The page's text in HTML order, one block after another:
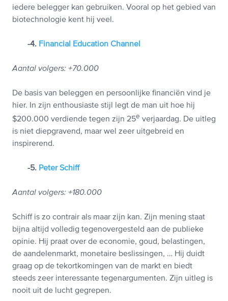
iedere belegger kan gebruiken. Vooral op het gebied van
biotechnologie kent hij veel.
-4. Financial Education Channel
Aantal volgers: +70.000
De basis van beleggen en persoonlijke financiën vind je
hier. In zijn enthousiaste stijl legt de man uit hoe hij
$200.000 verdiende tegen zijn 25e verjaardag. De uitleg
is niet diepgravend, maar wel zeer uitgebreid en
inspirerend.
-5. Peter Schiff
Aantal volgers: +180.000
Schiff is zo contrair als maar zijn kan. Zijn mening staat
bijna altijd volledig tegenovergesteld aan de publieke
opinie. Hij praat over de economie, goud, belastingen,
de aandelenmarkt, monetaire beslissingen, … Hij duidt
graag op de tekortkomingen van de markt en biedt
steeds zeer interessante tegenargumenten. Zijn uitleg is
nooit uit de lucht gegrepen.